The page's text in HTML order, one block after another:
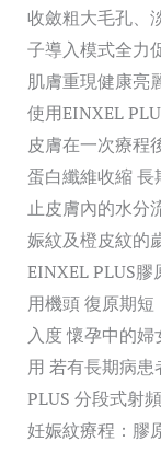
收斂粗大毛孔、
子導入模式全力
肌膚重現健康亮
使用EINXEL
皮膚在一次療程
蛋白纖維收縮
止皮膚內的水分
娠紋及橙皮紋的
EINXEL PLUS
用機頭 復原期
入度 懷孕中的
用 若有長期病
PLUS 分段式射
妊娠紋療程：膠